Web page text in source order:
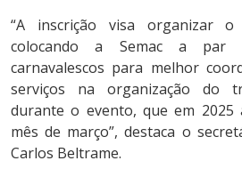
“A inscrição visa organizar o
colocando a Semac a par
carnavalescos para melhor
serviços na organização do
durante o evento, que em 2025
mês de março”, destaca o
Carlos Beltrame.